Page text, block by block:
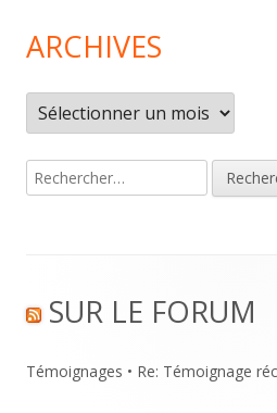
ARCHIVES
Archives
Rechercher :
Content
SUR LE FORUM
Témoignages • Re: Témoignage